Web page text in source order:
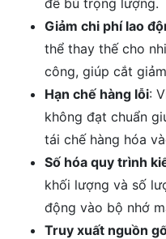
để bù trọng lượng.
Giảm chi phí lao
thể thay thế cho
công, giúp cắt
Hạn chế hàng lỗi:
không đạt chuẩn
tái chế hàng hóa
Số hóa quy trình
khối lượng và số
động vào bộ nhớ
Truy xuất nguồn